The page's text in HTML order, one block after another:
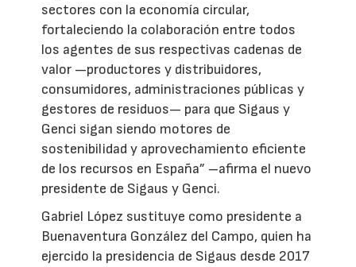
sectores con la economía circular,
fortaleciendo la colaboración entre todos
los agentes de sus respectivas cadenas de
valor —productores y distribuidores,
consumidores, administraciones públicas y
gestores de residuos— para que Sigaus y
Genci sigan siendo motores de
sostenibilidad y aprovechamiento eficiente
de los recursos en España” –afirma el nuevo
presidente de Sigaus y Genci.
Gabriel López sustituye como presidente a
Buenaventura González del Campo, quien ha
ejercido la presidencia de Sigaus desde 2017